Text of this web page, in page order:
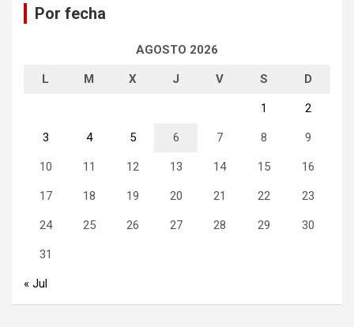
Por fecha
AGOSTO 2026
L M X J V S D
1 2
3 4 5 6 7 8 9
10 11 12 13 14 15 16
17 18 19 20 21 22 23
24 25 26 27 28 29 30
31
« Jul